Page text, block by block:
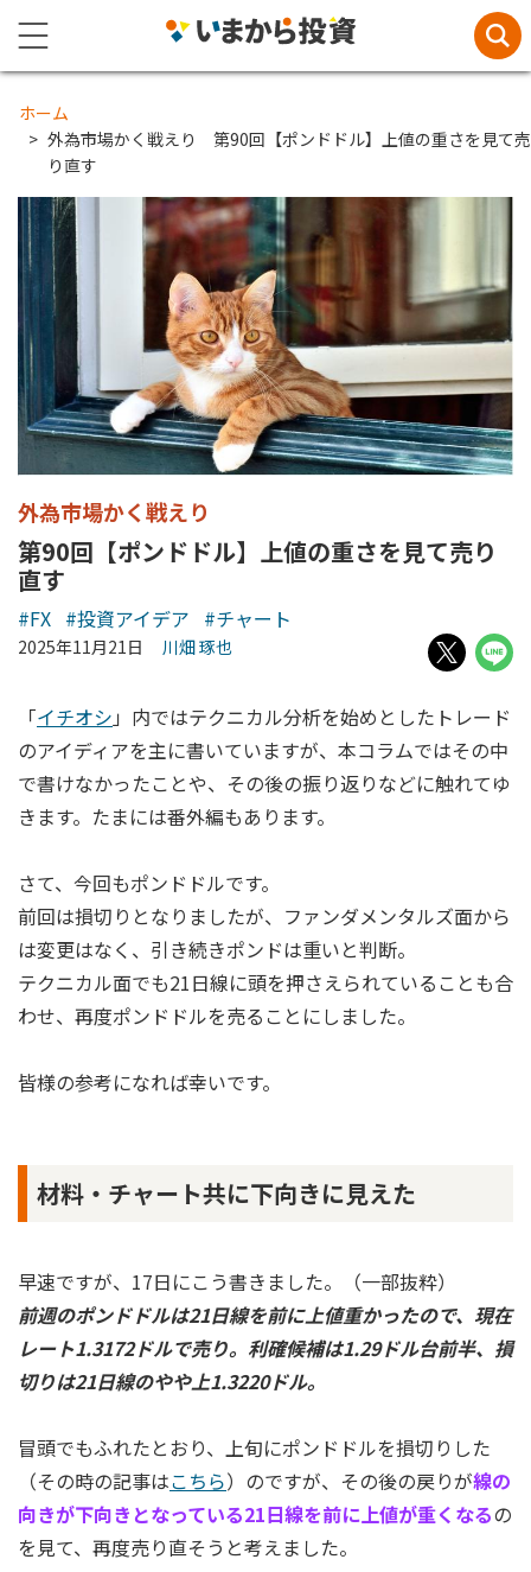
ホーム
外為市場かく戦えり 第90回【ポンドドル】上値の重さを見て売
り直す
外為市場かく戦えり
第90回【ポンドドル】上値の重さを見て売り
直す
#FX #投資アイデア #チャート
2025年11月21日 川畑 琢也
「イチオシ 」内ではテクニカル分析を始めとしたトレード
のアイディアを主に書いていますが、本コラムではその中
で書けなかったことや、その後の振り返りなどに触れてゆ
きます。たまには番外編もあります。
さて、今回もポンドドルです。
前回は損切りとなりましたが、ファンダメンタルズ面から
は変更はなく、引き続きポンドは重いと判断。
テクニカル面でも21日線に頭を押さえられていることも合
わせ、再度ポンドドルを売ることにしました。
皆様の参考になれば幸いです。
材料・チャート共に下向きに見えた
早速ですが、17日にこう書きました。（一部抜粋）
前週のポンドドルは21日線を前に上値重かったので、現在
レート1.3172ドルで売り。利確候補は1.29ドル台前半、損
切りは21日線のやや上1.3220ドル。
冒頭でもふれたとおり、上旬にポンドドルを損切りした
（その時の記事はこちら）のですが、その後の戻りが線の
向きが下向きとなっている21日線を前に上値が重くなるの
を見て、再度売り直そうと考えました。